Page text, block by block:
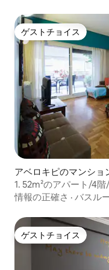
ゲストチョイス
ゲストチョイス
アベロキピのマンショ
1. 52m²のアパート/4
キピ地下鉄
情報の正確さ · バスル
ゲストチョイス
ゲストチョイス